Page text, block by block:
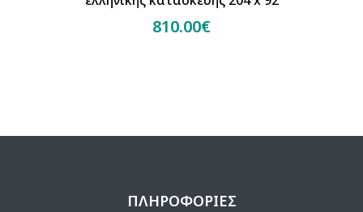
810.00€
ΠΛΗΡΟΦΟΡΙΕΣ